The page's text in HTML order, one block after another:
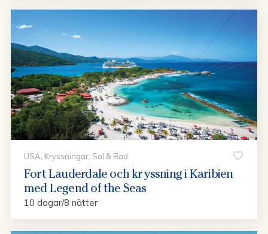
USA, Kryssningar, Sol & Bad
Fort Lauderdale och kryssning i Karibien
med Legend of the Seas
10 dagar/8 nätter